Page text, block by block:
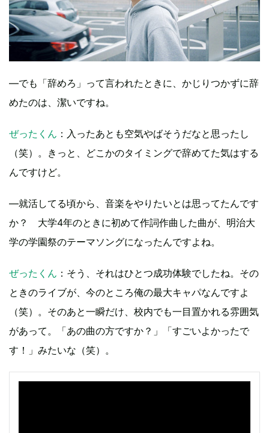
―でも「辞めろ」って言われたときに、かじりつかずに辞
めたのは、潔いですね。
ぜったくん ：入ったあとも空気やばそうだなと思ったし
（笑）。きっと、どこかのタイミングで辞めてた気はする
んですけど。
―就活してる頃から、音楽をやりたいとは思ってたんです
か？ 大学4年のときに初めて作詞作曲した曲が、明治大
学の学園祭のテーマソングになったんですよね。
ぜったくん ：そう、それはひとつ成功体験でしたね。その
ときのライブが、今のところ俺の最大キャパなんですよ
（笑）。そのあと一瞬だけ、校内でも一目置かれる雰囲気
があって。「あの曲の方ですか？」「すごいよかったで
す！」みたいな（笑）。